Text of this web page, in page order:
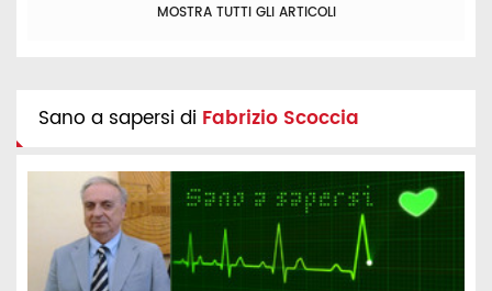
MOSTRA TUTTI GLI ARTICOLI
Sano a sapersi di Fabrizio Scoccia